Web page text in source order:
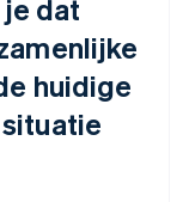
dat
huidige